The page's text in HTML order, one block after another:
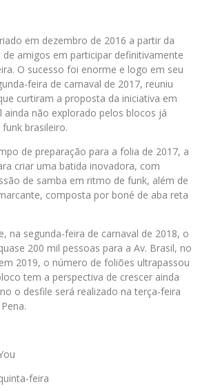
em dezembro de 2016 a partir da
amigos em participar definitivamente
O sucesso foi enorme e logo em seu
feira de carnaval de 2017, reuniu
curtiram a proposta da iniciativa em
não explorado pelos blocos já
brasileiro.
de preparação para a folia de 2017, a
criar uma batida inovadora, com
de samba em ritmo de funk, além de
composta por boné de aba reta
na segunda-feira de carnaval de 2018, o
200 mil pessoas para a Av. Brasil, no
2019, o número de foliões ultrapassou
tem a perspectiva de crescer ainda
o desfile será realizado na terça-feira
feira